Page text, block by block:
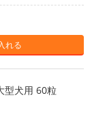
れる
型犬用 60粒